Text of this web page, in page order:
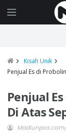
Kisah Unik
Penjual Es di
Penjual
Di Atas